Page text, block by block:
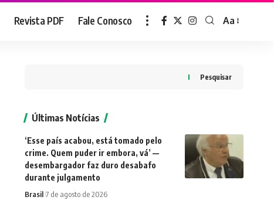
Revista PDF Fale Conosco
Font
Aa
Pesquisar
Últimas Notícias
‘Esse país acabou, está tomado pelo
crime. Quem puder ir embora, vá’ —
desembargador faz duro desabafo
durante julgamento
Brasil 7 de agosto de 2026